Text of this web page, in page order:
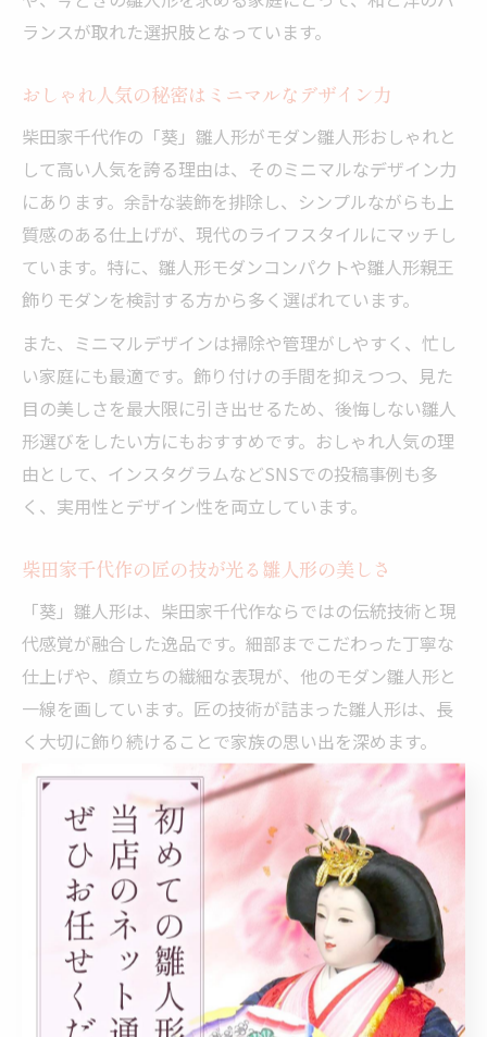
ランスが取れた選択肢となっています。
おしゃれ人気の秘密はミニマルなデザイン力
柴田家千代作の「葵」雛人形がモダン雛人形おしゃれと
して高い人気を誇る理由は、そのミニマルなデザイン力
にあります。余計な装飾を排除し、シンプルながらも上
質感のある仕上げが、現代のライフスタイルにマッチし
ています。特に、雛人形モダンコンパクトや雛人形親王
飾りモダンを検討する方から多く選ばれています。
また、ミニマルデザインは掃除や管理がしやすく、忙し
い家庭にも最適です。飾り付けの手間を抑えつつ、見た
目の美しさを最大限に引き出せるため、後悔しない雛人
形選びをしたい方にもおすすめです。おしゃれ人気の理
由として、インスタグラムなどSNSでの投稿事例も多
く、実用性とデザイン性を両立しています。
柴田家千代作の匠の技が光る雛人形の美しさ
「葵」雛人形は、柴田家千代作ならではの伝統技術と現
代感覚が融合した逸品です。細部までこだわった丁寧な
仕上げや、顔立ちの繊細な表現が、他のモダン雛人形と
一線を画しています。匠の技術が詰まった雛人形は、長
く大切に飾り続けることで家族の思い出を深めます。
また、素材選びや色彩感覚にも優れており、和モダン雛
人形としても高い評価を得ています。実際の購入者から
は「子どもの初節句にふさわしい品質」「飾るたびに感
動がある」といった感想が寄せられています。伝統と現
代美の調和が、部屋の雰囲気を格上げするポイントとな
っています。